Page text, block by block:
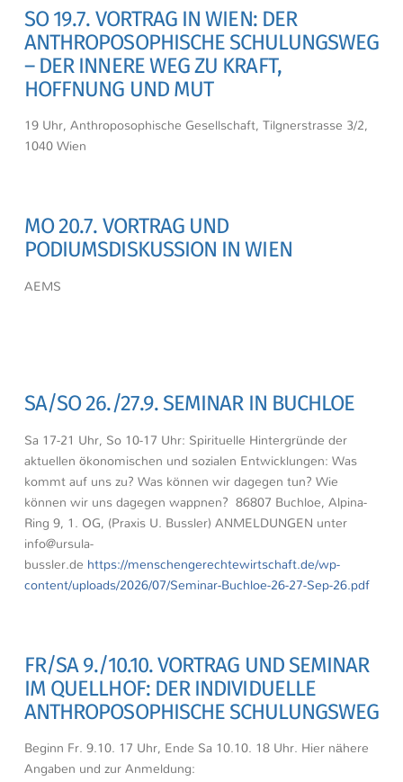
SO 19.7. VORTRAG IN WIEN: DER
ANTHROPOSOPHISCHE SCHULUNGSWEG
– DER INNERE WEG ZU KRAFT,
HOFFNUNG UND MUT
19 Uhr, Anthroposophische Gesellschaft, Tilgnerstrasse 3/2,
1040 Wien
MO 20.7. VORTRAG UND
PODIUMSDISKUSSION IN WIEN
AEMS
SA/SO 26./27.9. SEMINAR IN BUCHLOE
Sa 17-21 Uhr, So 10-17 Uhr: Spirituelle Hintergründe der
aktuellen ökonomischen und sozialen Entwicklungen: Was
kommt auf uns zu? Was können wir dagegen tun? Wie
können wir uns dagegen wappnen? 86807 Buchloe, Alpina-
Ring 9, 1. OG, (Praxis U. Bussler) ANMELDUNGEN unter
info@ursula-
bussler.de https://menschengerechtewirtschaft.de/wp-
content/uploads/2026/07/Seminar-Buchloe-26-27-Sep-26.pdf
FR/SA 9./10.10. VORTRAG UND SEMINAR
IM QUELLHOF: DER INDIVIDUELLE
ANTHROPOSOPHISCHE SCHULUNGSWEG
Beginn Fr. 9.10. 17 Uhr, Ende Sa 10.10. 18 Uhr. Hier nähere
Angaben und zur Anmeldung: